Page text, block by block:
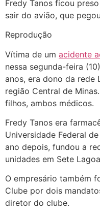
Fredy Tanos ficou
sair do avião, que
Reprodução
Vítima de um acidente
nessa segunda-feira
anos, era dono da rede
região Central de
filhos, ambos médicos.
Fredy Tanos era
Universidade Federal
ano depois, fundou a
unidades em Sete
O empresário também
Clube por dois
diretor do clube.